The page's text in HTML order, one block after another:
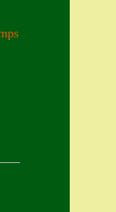
& Neuheiten